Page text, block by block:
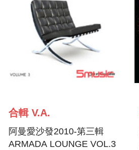
合輯 V.A.
阿曼愛沙發2010-第三輯
ARMADA LOUNGE VOL.3